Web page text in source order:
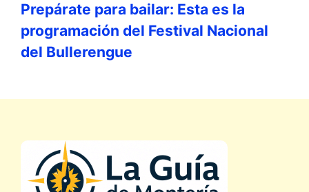
Prepárate para bailar: Esta es la
programación del Festival Nacional
del Bullerengue